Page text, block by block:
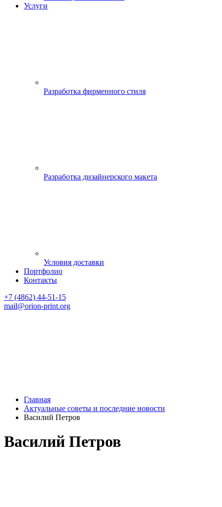
Услуги
Разработка фирменного стиля
Разработка дизайнерского макета
Условия доставки
Портфолио
Контакты
+7 (4862) 44-51-15
mail@orion-print.org
Главная
Актуальные советы и последние новости
Василий Петров
Василий Петров